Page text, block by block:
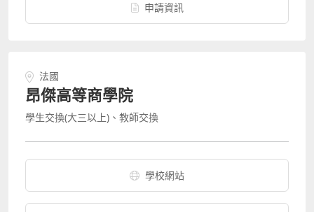
申請資訊
法國
昂傑高等商學院
學生交換(大三以上)、教師交換
學校網站